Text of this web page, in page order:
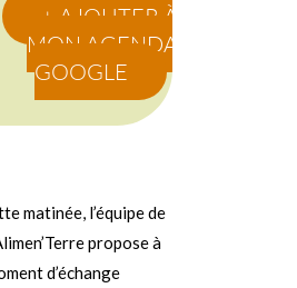
+ AJOUTER À
MON AGENDA
GOOGLE
matinée, l’équipe de
propose à
d’échange